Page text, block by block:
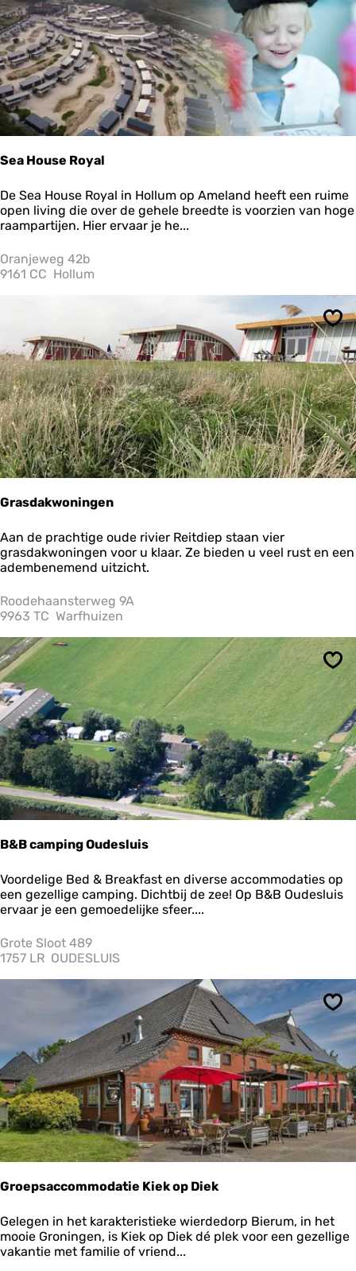
Sea House Royal
S
e
a
o
u
y
a
l
De Sea House Royal in Hollum op Ameland heeft een ruime
open living die over de gehele breedte is voorzien van hoge
raampartijen. Hier ervaar je he...
Oranjeweg 42b
9161 CC Hollum
Grasdakwoningen
G
r
a
d
a
w
o
n
i
n
g
e
n
Aan de prachtige oude rivier Reitdiep staan vier
grasdakwoningen voor u klaar. Ze bieden u veel rust en een
adembenemend uitzicht.
Roodehaansterweg 9A
9963 TC Warfhuizen
B&B camping Oudesluis
B
&
B
a
m
i
d
e
s
l
u
i
s
Voordelige Bed & Breakfast en diverse accommodaties op
een gezellige camping. Dichtbij de zee! Op B&B Oudesluis
ervaar je een gemoedelijke sfeer....
Grote Sloot 489
1757 LR OUDESLUIS
Groepsaccommodatie Kiek op Diek
G
r
o
Gelegen in het karakteristieke wierdedorp Bierum, in het
mooie Groningen, is Kiek op Diek dé plek voor een gezellige
vakantie met familie of vriend...